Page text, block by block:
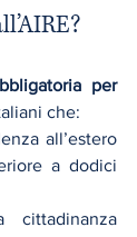
per
che:
all’estero
a dodici
cittadinanza